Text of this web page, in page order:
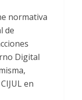
normativa
de
Digital
en